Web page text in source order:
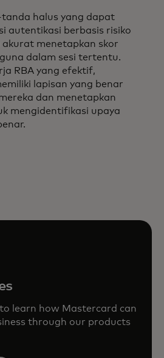
halus yang dapat
autentikasi berbasis risiko
akurat menetapkan skor
dalam sesi tertentu.
RBA yang efektif,
lapisan yang benar
dan menetapkan
mengidentifikasi upaya
learn how Mastercard can
through our products